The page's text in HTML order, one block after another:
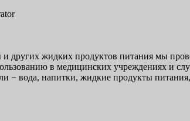
других жидких продуктов питания мы
в медицинских учреждениях и
− вода, напитки, жидкие продукты